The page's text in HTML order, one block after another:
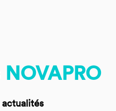
NOVAPRO
actualités